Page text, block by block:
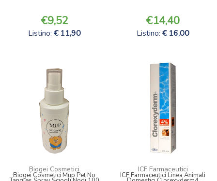
9,52
Listino: 11,90
14,40
Listino: 16,00
Biogei Cosmetici
Biogei Cosmetici Mup Pet No
ICF Farmaceutici
ICF Farmaceutici Linea Animali